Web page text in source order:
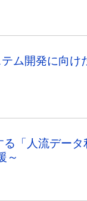
ム開発に向け
「人流デー
～